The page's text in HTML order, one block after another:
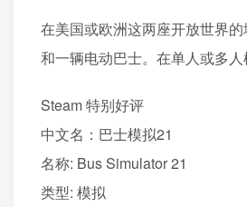
在美国或欧洲这两座开放世界
和一辆电动巴士。在单人或多
Steam 特别好评
中文名：巴士模拟21
名称: Bus Simulator 21
类型: 模拟